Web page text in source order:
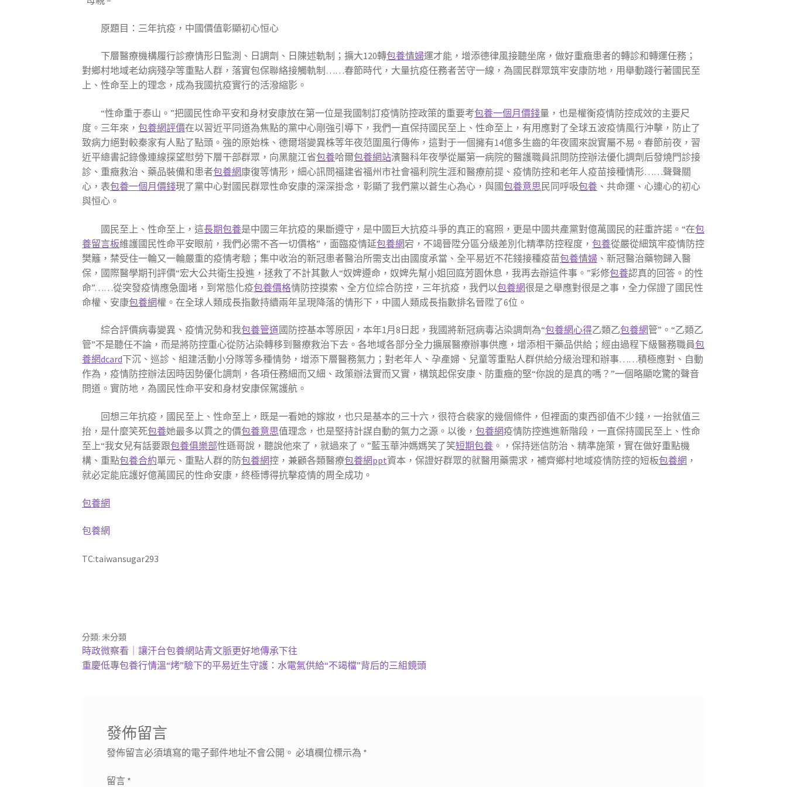
原題目：三年抗疫，中國價值彰顯初心恒心
下層醫療機構履行診療情形日監測、日調劑、日陳述軌制；擴大120轉包養情婦運才能，增添德律風接聽坐席，做好重癥患者的轉診和轉運任務；
對鄉村地域老幼病殘孕等重點人群，落實包保聯絡接觸軌制……春節時代，大量抗疫任務者苦守一線，為國民群眾筑牢安康防地，用舉動踐行著國民至
上、性命至上的理念，成為我國抗疫實行的活潑縮影。
“性命重于泰山。”把國民性命平安和身材安康放在第一位是我國制訂疫情防控政策的重要考包養一個月價錢量，也是權衡疫情防控成效的主要尺
度。三年來，包養網評價在以習近平同道為焦點的黨中心剛強引導下，我們一直保持國民至上、性命至上，有用應對了全球五波疫情風行沖擊，防止了
致病力絕對較秦家有人點了點頭。強的原始株、德爾塔變異株等年夜范圍風行傳佈，這對于一個擁有14億多生齒的年夜國來說實屬不易。春節前夜，習
近平總書記錄像連線探望慰勞下層干部群眾，向黑龍江省包養哈爾包養網站濱醫科年夜學從屬第一病院的醫護職員訊問防控辦法優化調劑后發燒門診接
診、重癥救治、藥品裝備和患者包養網康復等情形，細心訊問福建省福州市社會福利院生涯和醫療前提、疫情防控和老年人疫苗接種情形……聲聲關
心，表包養一個月價錢現了黨中心對國民群眾性命安康的深深掛念，彰顯了我們黨以蒼生心為心，與國包養意思 民同呼吸包養 、共命運、心連心的初心
與恒心。
國民至上、性命至上，這長期包養是中國三年抗疫的果斷遵守，是中國巨大抗疫斗爭的真正的寫照，更是中國共產黨對億萬國民的莊重許諾。“在包
養留言板維護國民性命平安眼前，我們必需不吝一切價格”，面臨疫情延包養網宕，不竭晉陞分區分級差別化精準防控程度，包養從嚴從細筑牢疫情防控
樊籬，禁受住一輪又一輪嚴重的疫情考驗；集中收治的新冠患者醫治所需支出由國度承當、全平易近不花錢接種疫苗包養情婦 、新冠醫治藥物歸入醫
保，國際醫學期刊評價“宏大公共衛生投進，拯救了不計其數人“奴婢遵命，奴婢先幫小姐回庭芳園休息，我再去辦這件事。”彩修包養認真的回答。的性
命”……從突發疫情應急圍堵，到常態化疫包養價格情防控摸索、全方位綜合防控，三年抗疫，我們以包養網很是之舉應對很是之事，全力保證了國民性
命權、安康包養網權。在全球人類成長指數持續兩年呈現降落的情形下，中國人類成長指數排名晉陞了6位。
綜合評價病毒變異、疫情況勢和我包養管道國防控基本等原因，本年1月8日起，我國將新冠病毒沾染調劑為“包養網心得乙類乙包養網管”。“乙類乙
管”不是聽任不論，而是將防控重心從防沾染轉移到醫療救治下去。各地域各部分全力擴展醫療辦事供應，增添相干藥品供給；經由過程下級醫務職員包
養網dcard下沉、巡診、組建活動小分隊等多種情勢，增添下層醫務氣力；對老年人、孕產婦、兒童等重點人群供給分級治理和辦事……積極應對、自動
作為，疫情防控辦法因時因勢優化調劑，各項任務細而又細、政策辦法實而又實，構筑起保安康、防重癥的堅“你說的是真的嗎？”一個略顯吃驚的聲音
問道。實防地，為國民性命平安和身材安康保駕護航。
回想三年抗疫，國民至上、性命至上，既是一看她的嫁妝，也只是基本的三十六，很符合裴家的幾個條件，但裡面的東西卻值不少錢，一抬就值三
抬，是什麼笑死包養她最多以貫之的價包養意思值理念，也是堅持計謀自動的氣力之源。以後，包養網疫情防控進進新階段，一直保持國民至上、性命
至上“我女兒有話要跟包養俱樂部性遜哥說，聽說他來了，就過來了。”藍玉華沖媽媽笑了笑短期包養 。，保持迷信防治、精準施策，實在做好重點機
構、重點包養合約單元、重點人群的防包養網控，兼顧各類醫療包養網ppt資本，保證好群眾的就醫用藥需求，補齊鄉村地域疫情防控的短板包養網 ，
就必定能庇護好億萬國民的性命安康，終極博得抗擊疫情的周全成功。
包養網
包養網
TC:taiwansugar293
分類: 未分類
文
章
上
一
時政微察看｜讓汗台包養網站青文脈更好地傳承下往
下
重慶低專包養行情溫“烤”驗下的平易近生守護：水電氣供給“不竭檔”背后的三組鏡頭
發佈留言
發佈留言必須填寫的電子郵件地址不會公開。 必填欄位標示為 *
留言 *